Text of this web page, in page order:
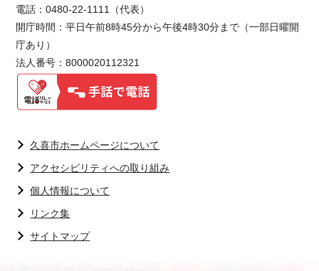
電話：0480-22-1111（代表）
開庁時間：平日午前8時45分から午後4時30分まで（一部日曜開
庁あり）
法人番号：8000020112321
久喜市ホームページについて
アクセシビリティへの取り組み
個人情報について
リンク集
サイトマップ